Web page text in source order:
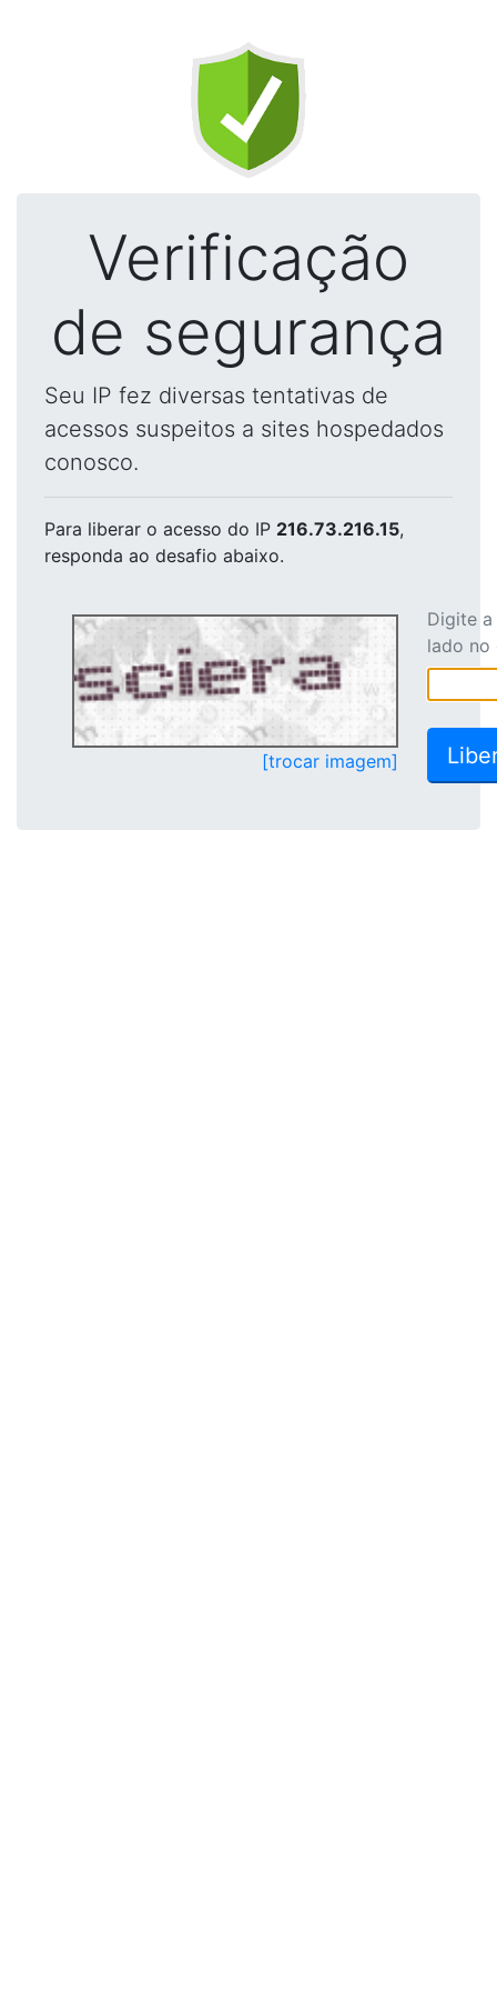
Verificação
de segurança
Seu IP fez diversas tentativas de
acessos suspeitos a sites hospedados
conosco.
Para liberar o acesso do IP 216.73.216.15,
responda ao desafio abaixo.
[trocar imagem]
Digite
lado no